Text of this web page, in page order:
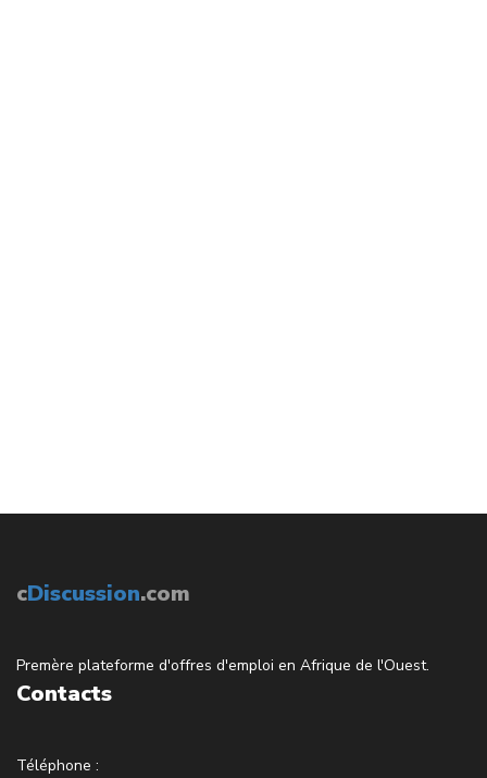
cDiscussion.com
Premère plateforme d'offres d'emploi en Afrique de l'Ouest.
Contacts
Téléphone :